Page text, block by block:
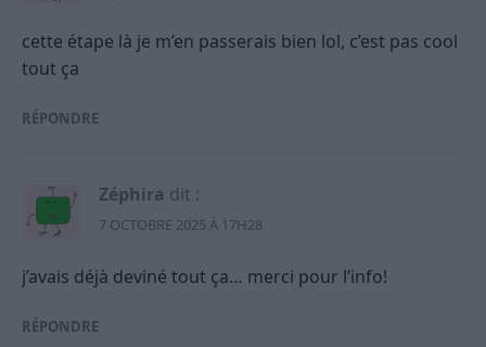
cette étape là je m’en passerais bien lol, c’est pas cool
tout ça
RÉPONDRE
Zéphira dit :
7 OCTOBRE 2025 À 17H28
j’avais déjà deviné tout ça… merci pour l’info!
RÉPONDRE